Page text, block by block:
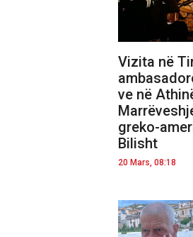
Vizita në
ve në
greko-
Bilisht
20 Mars, 08:18